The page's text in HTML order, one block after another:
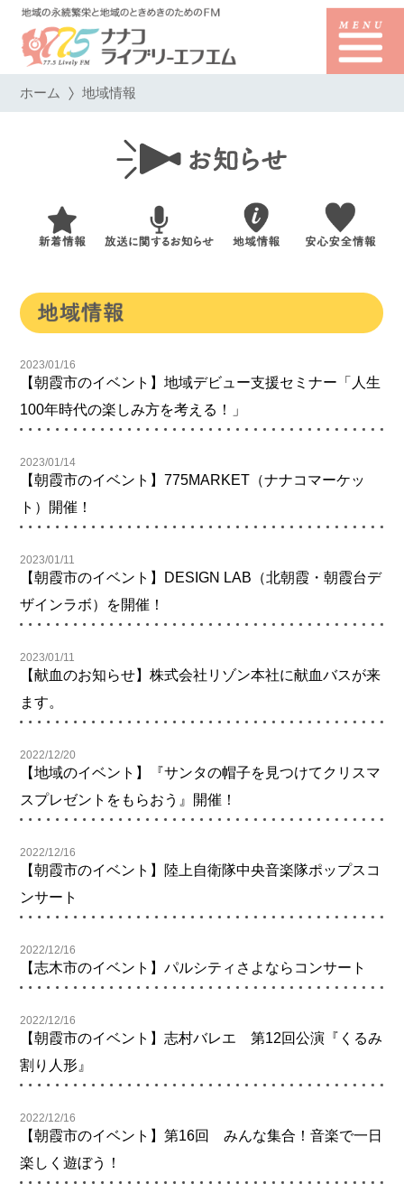
ホーム 地域情報
2023/01/16
【朝霞市のイベント】地域デビュー支援セミナー「人生
100年時代の楽しみ方を考える！」
2023/01/14
【朝霞市のイベント】775MARKET（ナナコマーケッ
ト）開催！
2023/01/11
【朝霞市のイベント】DESIGN LAB（北朝霞・朝霞台デ
ザインラボ）を開催！
2023/01/11
【献血のお知らせ】株式会社リゾン本社に献血バスが来
ます。
2022/12/20
【地域のイベント】『サンタの帽子を見つけてクリスマ
スプレゼントをもらおう』開催！
2022/12/16
【朝霞市のイベント】陸上自衛隊中央音楽隊ポップスコ
ンサート
2022/12/16
【志木市のイベント】パルシティさよならコンサート
2022/12/16
【朝霞市のイベント】志村バレエ 第12回公演『くるみ
割り人形』
2022/12/16
【朝霞市のイベント】第16回 みんな集合！音楽で一日
楽しく遊ぼう！